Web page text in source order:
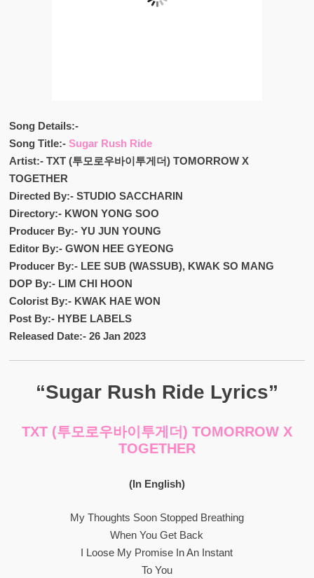
Song Details:-
Song Title:- Sugar Rush Ride
Artist:- TXT (투모로우바이투게더) TOMORROW X
TOGETHER
Directed By:- STUDIO SACCHARIN
Directory:- KWON YONG SOO
Producer By:- YU JUN YOUNG
Editor By:- GWON HEE GYEONG
Producer By:- LEE SUB (WASSUB), KWAK SO MANG
DOP By:- LIM CHI HOON
Colorist By:- KWAK HAE WON
Post By:- HYBE LABELS
Released Date:- 26 Jan 2023
“Sugar Rush Ride Lyrics”
TXT (투모로우바이투게더) TOMORROW X
TOGETHER
(In English)
My Thoughts Soon Stopped Breathing
When You Get Back
I Loose My Promise In An Instant
To You